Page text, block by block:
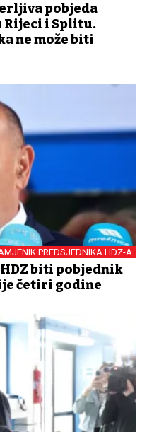
pobjeda
Rijeci i Splitu.
ne može biti
PREDSJEDNIKA HDZ-A
HDZ biti pobjednik
četiri godine